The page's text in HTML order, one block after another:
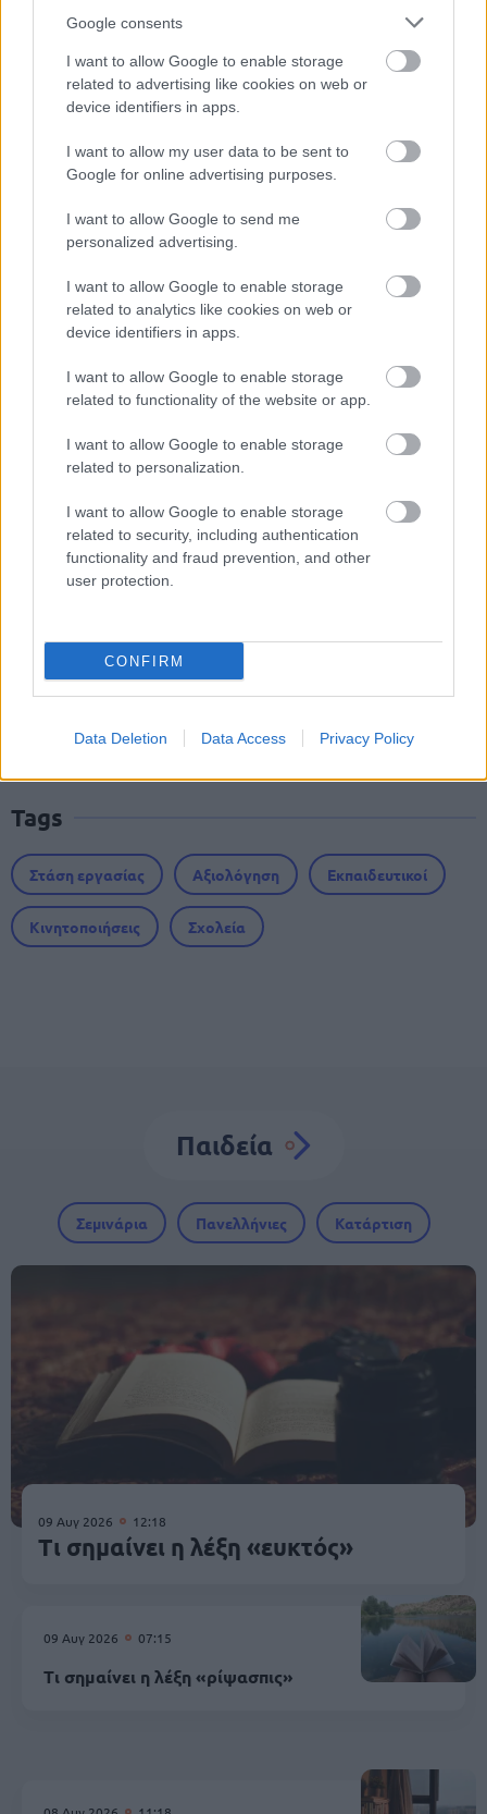
Google consents
I want to allow Google to enable storage
related to advertising like cookies on web or
device identifiers in apps.
I want to allow my user data to be sent to
Google for online advertising purposes.
I want to allow Google to send me
personalized advertising.
I want to allow Google to enable storage
related to analytics like cookies on web or
device identifiers in apps.
I want to allow Google to enable storage
related to functionality of the website or app.
I want to allow Google to enable storage
related to personalization.
I want to allow Google to enable storage
related to security, including authentication
functionality and fraud prevention, and other
user protection.
CONFIRM
Data Deletion Data Access Privacy Policy
ειδήσεις.
Βάλε το proson.gr στα αποτελέσματα
αναζήτησης της Google
Δημοφιλείς Ειδήσεις
ΕΟΠΥΥ: Επίδομα έως 150 ευρώ – Ποιοι
ασφαλισμένοι το δικαιούνται
Προσλήψεις σε σχολεία: 1.116 θέσεις
εργασίας με απολυτήριο γυμνασίου
Τουρισμός για Όλους 2026: Ποιοι
μπορούν να κάνουν αίτηση σήμερα –
Voucher έως 600 ευρώ
Tags
Στάση εργασίας Αξιολόγηση Εκπαιδευτικοί
Κινητοποιήσεις Σχολεία
Παιδεία
Σεμινάρια Πανελλήνιες Κατάρτιση
09 Αυγ 2026 12:18
Τι σημαίνει η λέξη «ευκτός»
09 Αυγ 2026 07:15
Τι σημαίνει η λέξη «ρίψασπις»